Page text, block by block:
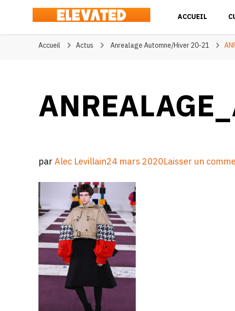
Elevated
ACCUEIL
Accueil Actus Anrealage Automne/Hiver 20-21
parAlec Levillain24 mars 2020Laisser un